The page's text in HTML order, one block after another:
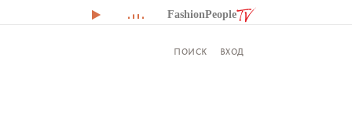
FashionPeople
ПОИСК ВХОД